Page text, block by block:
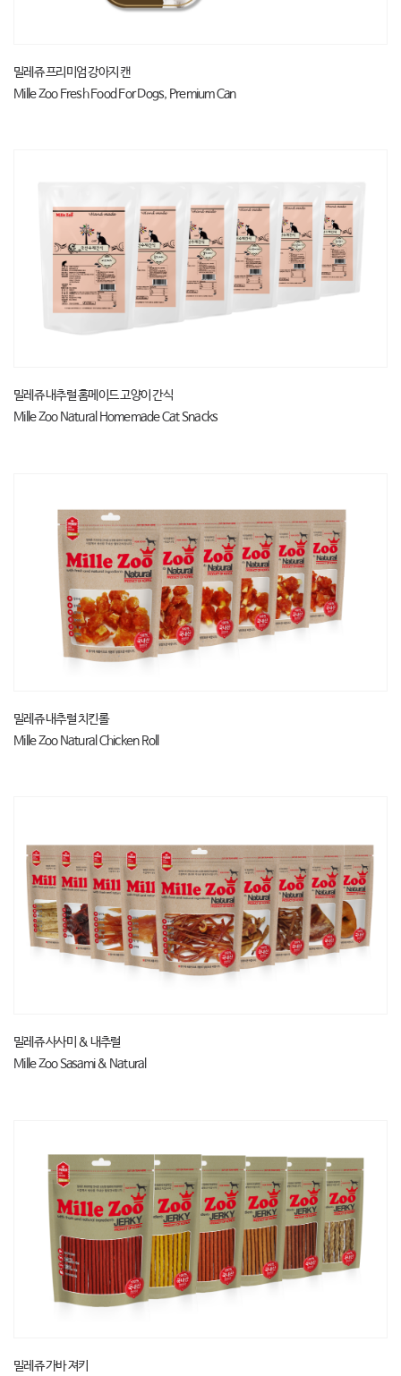
밀레쥬 프리미엄 강아지 캔
Mille Zoo Fresh Food For Dogs, Premium Can
밀레쥬 내추럴 홈메이드 고양이 간식
Mille Zoo Natural Homemade Cat Snacks
밀레쥬 내추럴 치킨롤
Mille Zoo Natural Chicken Roll
밀레쥬 사사미 & 내추럴
Mille Zoo Sasami & Natural
밀레쥬 가바 져키